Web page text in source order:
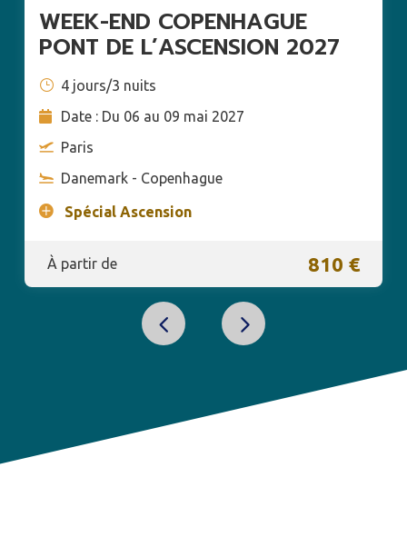
WEEK-END COPENHAGUE
PONT DE L’ASCENSION 2027
4 jours/3 nuits
Date : Du 06 au 09 mai 2027
Paris
Danemark - Copenhague
Spécial Ascension
À partir de 810 €